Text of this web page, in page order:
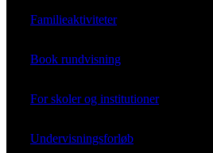
Familieaktiviteter
Book rundvisning
For skoler og institutioner
Undervisningsforløb